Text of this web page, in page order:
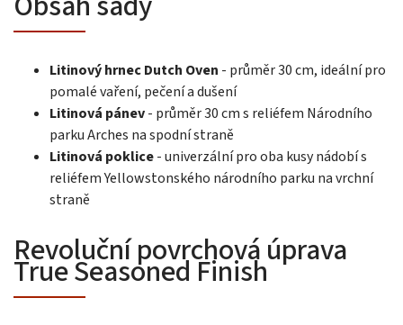
Litinový hrnec Dutch Oven - průměr 30 cm, ideální pro
pomalé vaření, pečení a dušení
Litinová pánev- průměr 30 cm s reliéfem Národního
parku Arches na spodní straně
Litinová poklice- univerzální pro oba kusy nádobí s
reliéfem Yellowstonského národního parku na vrchní
straně
Revoluční povrchová úprava
True Seasoned Finish